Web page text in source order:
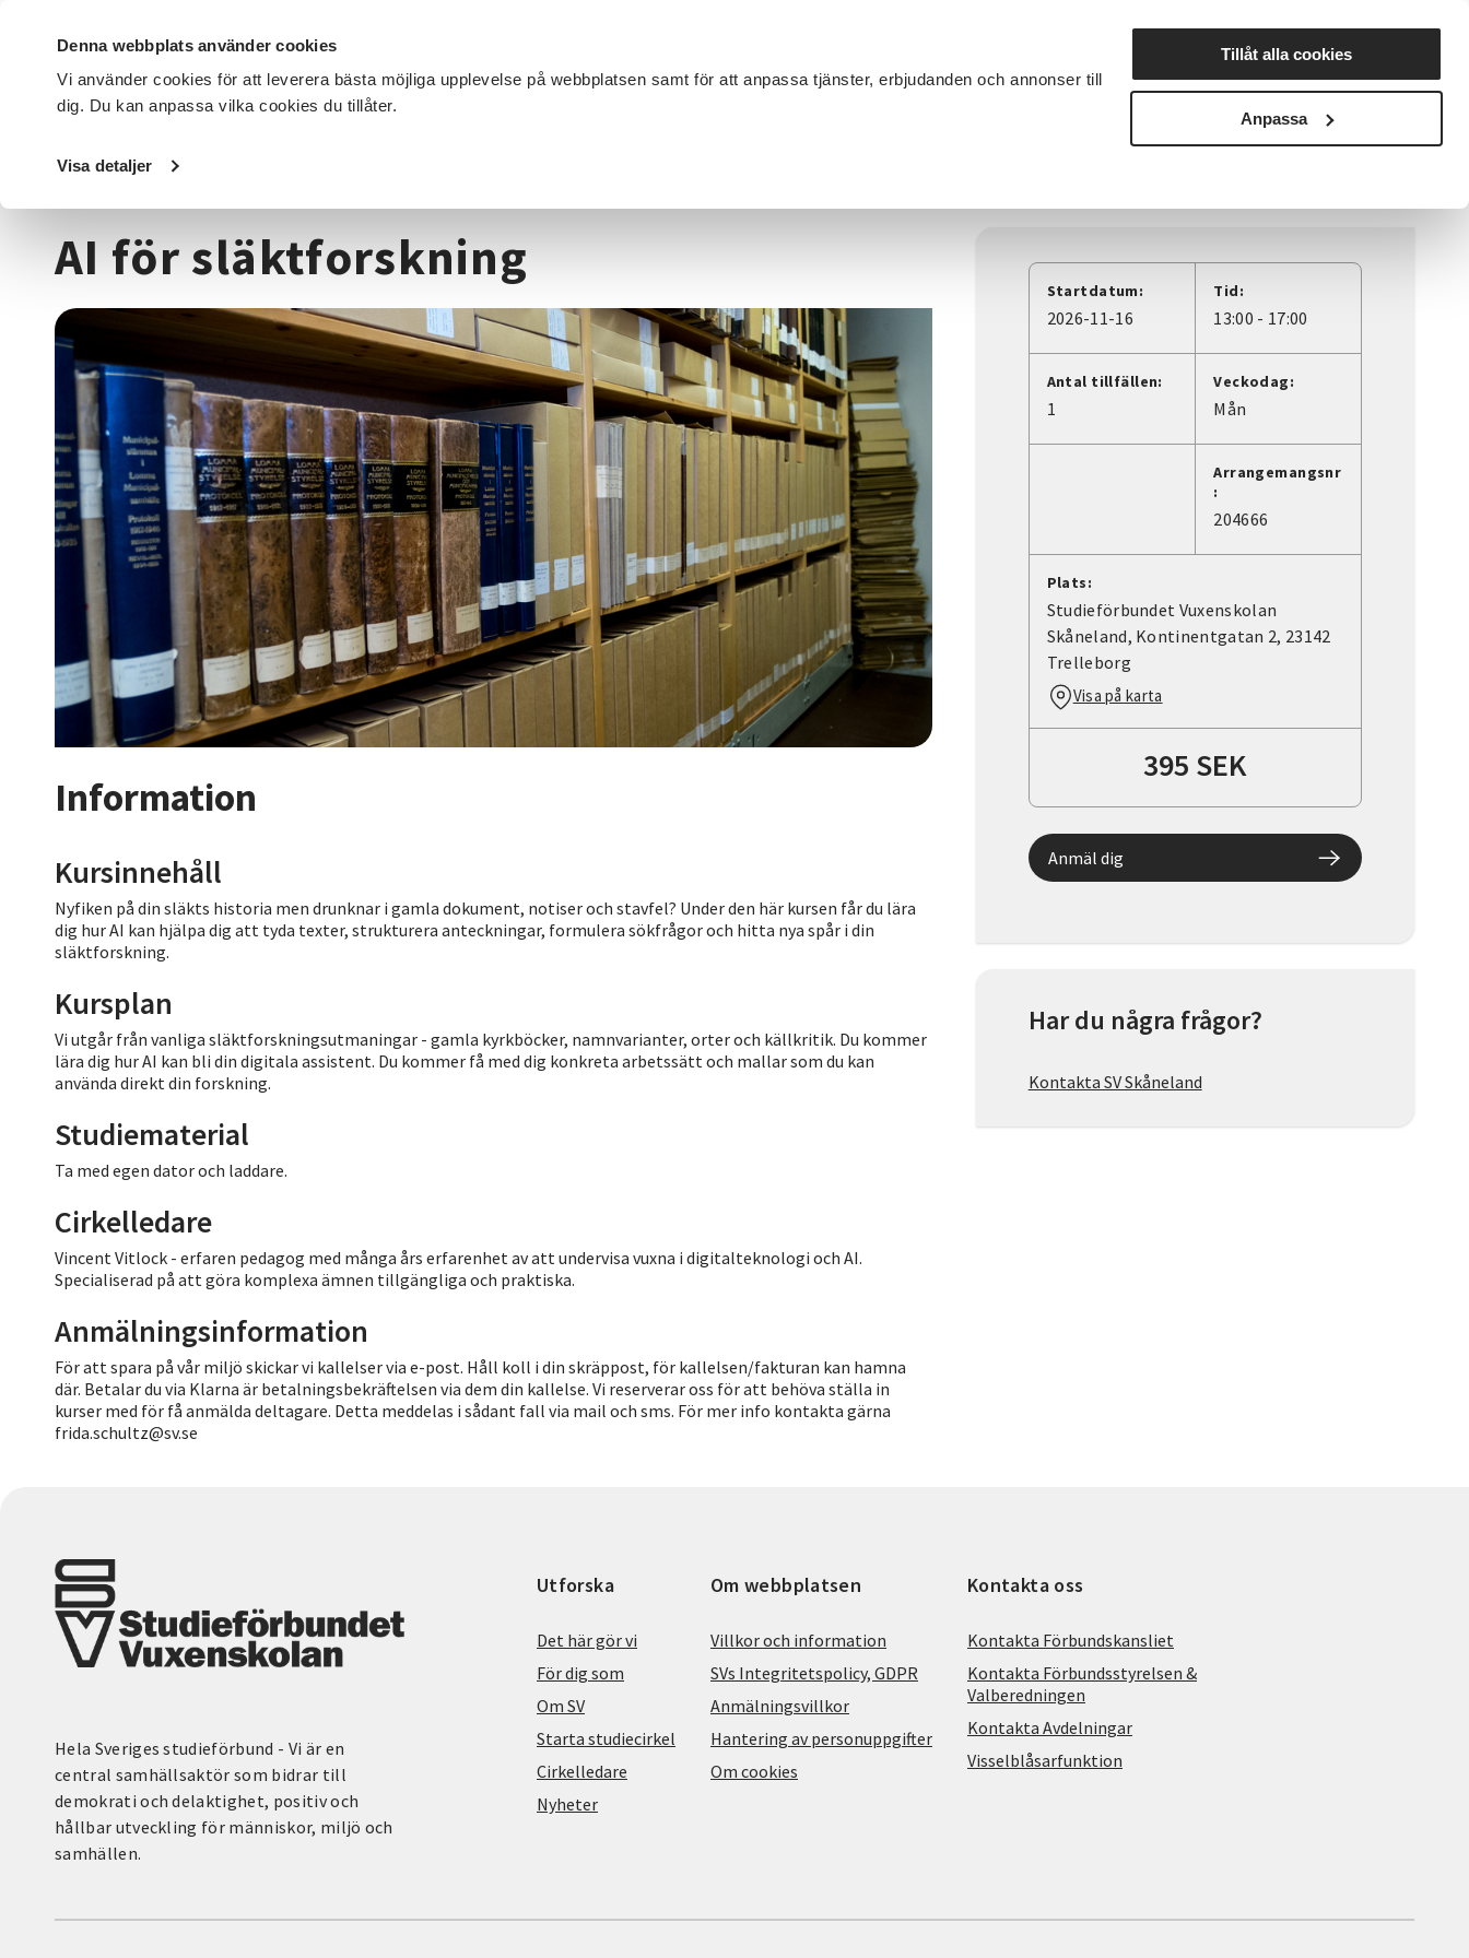
Denna webbplats använder cookies
Vi använder cookies för att leverera bästa möjliga upplevelse på webbplatsen samt för att anpassa tjänster, erbjudanden och annonser till
dig. Du kan anpassa vilka cookies du tillåter.
Visa detaljer
Tillåt alla cookies
Anpassa
DET HÄR GÖR VI FÖR DIG SOM SÖK KURSER OCH EVENEMANG Nyheter Avdelningar
Startsida / Kurser och evenemang
AI för släktforskning
Information
Kursinnehåll
Nyfiken på din släkts historia men drunknar i gamla dokument, notiser och stavfel? Under den här kursen får du lära
dig hur AI kan hjälpa dig att tyda texter, strukturera anteckningar, formulera sökfrågor och hitta nya spår i din
släktforskning.
Kursplan
Vi utgår från vanliga släktforskningsutmaningar - gamla kyrkböcker, namnvarianter, orter och källkritik. Du kommer
lära dig hur AI kan bli din digitala assistent. Du kommer få med dig konkreta arbetssätt och mallar som du kan
använda direkt din forskning.
Studiematerial
Ta med egen dator och laddare.
Cirkelledare
Vincent Vitlock - erfaren pedagog med många års erfarenhet av att undervisa vuxna i digitalteknologi och AI.
Specialiserad på att göra komplexa ämnen tillgängliga och praktiska.
Anmälningsinformation
För att spara på vår miljö skickar vi kallelser via e-post. Håll koll i din skräppost, för kallelsen/fakturan kan hamna
där. Betalar du via Klarna är betalningsbekräftelsen via dem din kallelse. Vi reserverar oss för att behöva ställa in
kurser med för få anmälda deltagare. Detta meddelas i sådant fall via mail och sms. För mer info kontakta gärna
frida.schultz@sv.se
Startdatum:
2026-11-16
Tid:
13:00 - 17:00
Antal tillfällen:
1
Veckodag:
Mån
Arrangemangsnr
:
204666
Plats:
Studieförbundet Vuxenskolan
Skåneland, Kontinentgatan 2, 23142
Trelleborg
Visa på karta
395 SEK
Anmäl dig
Har du några frågor?
Kontakta SV Skåneland
Hela Sveriges studieförbund - Vi är en
central samhällsaktör som bidrar till
demokrati och delaktighet, positiv och
hållbar utveckling för människor, miljö och
samhällen.
Utforska
Det här gör vi
För dig som
Om SV
Starta studiecirkel
Cirkelledare
Nyheter
Om webbplatsen
Villkor och information
SVs Integritetspolicy, GDPR
Anmälningsvillkor
Hantering av personuppgifter
Om cookies
Kontakta oss
Kontakta Förbundskansliet
Kontakta Förbundsstyrelsen &
Valberedningen
Kontakta Avdelningar
Visselblåsarfunktion